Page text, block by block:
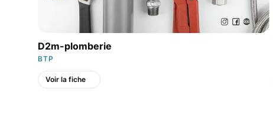
D2m-plomberie
BTP
Voir la fiche